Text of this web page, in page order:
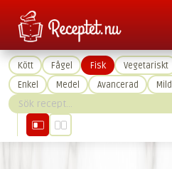
Kött Fågel Fisk
Vegetariskt
Enkel
Medel Avancerad Mild